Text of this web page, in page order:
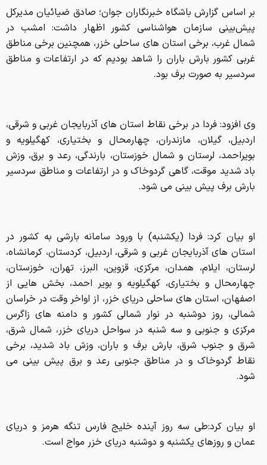
بر اساس گزارش باشگاه خبرنگاران جوان؛ صادق ضیائیان مدیرکل
پیش‌بینی سازمان هواشناسی کشور اظهار داشت: امشب در
شمال غرب، برخی استان های ساحلی خزر، همچنین برخی مناطق
غربی کشور بارش باران را شاهد بودیم که در ارتفاعات و مناطق
سردسیر به صورت برف بود.
وی افزود: فردا در برخی نقاط استان های آذربایجان غربی و شرقی،
اردبیل، گیلان، مازندران، چهارمحال و بختیاری، کهگیلویه و
بویراحمد، لرستان و شمال خوزستان، بارندگی، رعد و برق، وزش
باد شدید موقت، گاهی گردوخاک و در ارتفاعات و مناطق سردسیر
بارش برف پیش بینی می شود.
او بیان کرد: فردا (یکشنبه) با ورود سامانه بارشی به کشور در
استان های آذربایجان غربی و شرقی، اردبیل، کردستان، کرمانشاه،
لرستان، ایلام، همدان، مرکزی، قزوین، البرز، تهران، خوزستان،
چهارمحال و بختیاری، کهگیلویه و بویر احمد، بخش هایی از
اصفهان، استان های ساحلی دریای خزر، از اواخر وقت در خراسان
شمالی، روز دوشنبه در نوار شمالی کشور و دامنه های زاگرس
مرکزی و جنوبی و سه شنبه در سواحل دریای خزر، شمال شرق،
شرق و جنوب شرق، بارش برف و باران، وزش باد شدید، برخی
نقاط گردوخاک و در مناطق جنوبی رعد و برق پیش بینی می
شود.
او بیان کرد:طی سه روز آینده خلیج فارس تنگه هرمز و دریای
عمان و روزهای یکشنبه و دوشنبه دریای خزر مواج است.